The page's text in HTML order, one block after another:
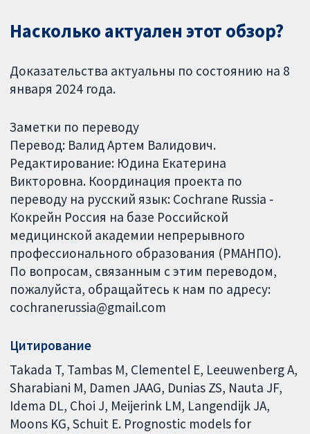
Насколько актуален этот обзор?
Доказательства актуальны по состоянию на 8
января 2024 года.
Заметки по переводу
Перевод: Валид Артем Валидович.
Редактирование: Юдина Екатерина
Викторовна. Координация проекта по
переводу на русский язык: Cochrane Russia ‐
Кокрейн Россия на базе Российской
медицинской академии непрерывного
профессионального образования (РМАНПО).
По вопросам, связанным с этим переводом,
пожалуйста, обращайтесь к нам по адресу:
cochranerussia@gmail.com
Цитирование
Takada T, Tambas M, Clementel E, Leeuwenberg A,
Sharabiani M, Damen JAAG, Dunias ZS, Nauta JF,
Idema DL, Choi J, Meijerink LM, Langendijk JA,
Moons KG, Schuit E. Prognostic models for